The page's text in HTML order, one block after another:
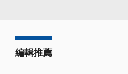
編輯推薦